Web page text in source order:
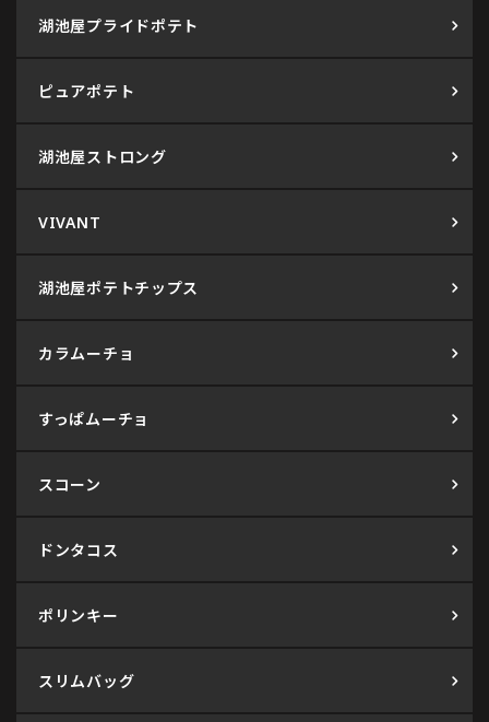
湖池屋プライドポテト
ピュアポテト
湖池屋ストロング
VIVANT
湖池屋ポテトチップス
カラムーチョ
すっぱムーチョ
スコーン
ドンタコス
ポリンキー
スリムバッグ